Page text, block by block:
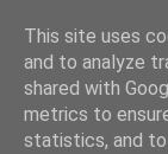
This site uses
and to analyze
shared with
metrics to
statistics, and